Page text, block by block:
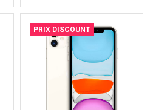
PRIX DISCOUNT